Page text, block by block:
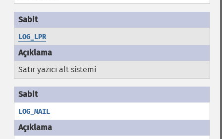
LOG_LPR
Satır yazıcı alt sistemi
LOG_MAIL